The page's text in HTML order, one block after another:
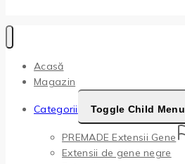
Acasă
Magazin
Categorii Toggle Child Menu
PREMADE Extensii Gene
Extensii de gene negre